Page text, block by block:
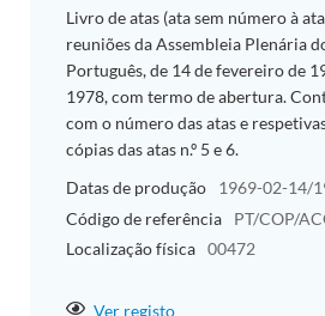
Livro de atas (ata sem número à
reuniões da Assembleia Plenária
Português, de 14 de fevereiro de
1978, com termo de abertura.
com o número das atas e
cópias das atas n.º 5 e 6.
Datas de produção
1969-02-14/
Código de referência
PT/COP/
Localização física 00472
Ver registo